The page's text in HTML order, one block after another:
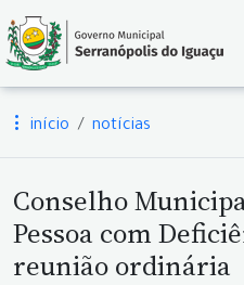
início notícias
Conselho
Pessoa com
reunião ordinária